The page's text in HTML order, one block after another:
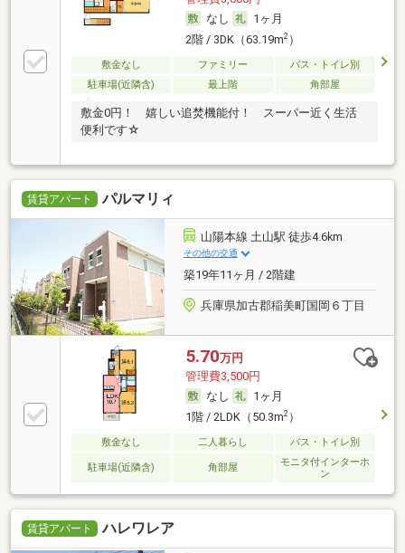
なし
1ヶ月
2階 / 3DK（63.19m2）
敷金なし ファミリー
バス・トイレ別
駐車場(近隣含)
最上階 角部屋
敷金0円！ 嬉しい追焚機能付！ スーパー近く生活
便利です☆
賃貸アパート パルマリィ
山陽本線 土山駅 徒歩4.6km
その他の交通
築19年11ヶ月 / 2階建
兵庫県加古郡稲美町国岡６丁目
5.70万円
管理費3,500円
なし
1ヶ月
1階 / 2LDK（50.3m2）
敷金なし 二人暮らし バス・トイレ別
駐車場(近隣含) 角部屋
モニタ付インターホ
ン
賃貸アパート ハレワレア